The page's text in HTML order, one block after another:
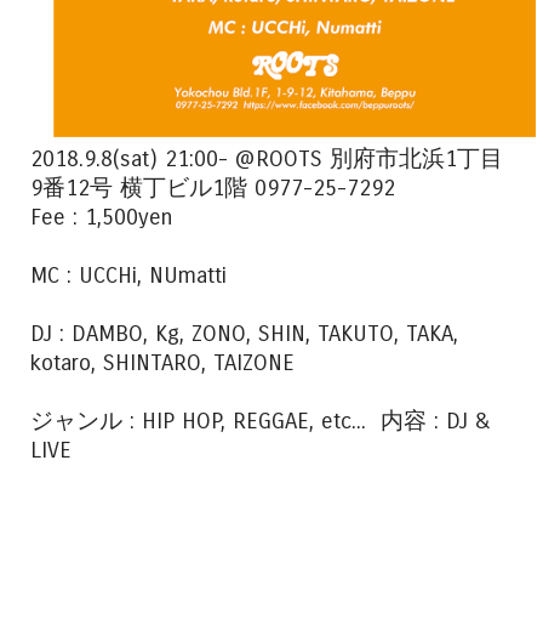
2018.9.8(sat) 21:00- @ROOTS 別府市北浜1丁目
9番12号 横丁ビル1階 0977-25-7292
Fee : 1,500yen
MC : UCCHi, NUmatti
DJ : DAMBO, Kg, ZONO, SHIN, TAKUTO, TAKA,
kotaro, SHINTARO, TAIZONE
ジャンル : HIP HOP, REGGAE, etc... 内容 : DJ &
LIVE